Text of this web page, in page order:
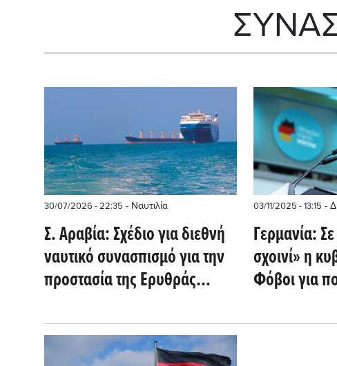
30/07/2026 - 22:35 - Ναυτιλία
Σ. Αραβία: Σχέδιο για διεθνή
ναυτικό συνασπισμό για την
προστασία της Ερυθράς
03/11/2025 - 13:15 -
Γερμανία:
σχοινί» η
Φόβοι για